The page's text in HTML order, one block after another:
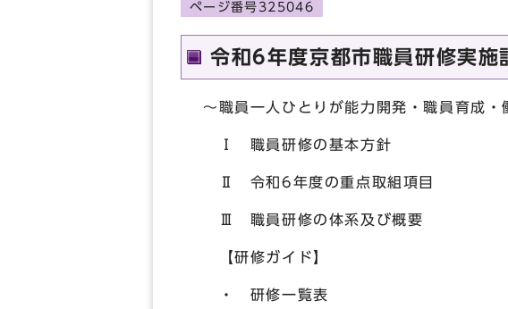
ページ番号325046
令和6年度京都市職員研修実施
～職員一人ひとりが能力開発・職員育成
Ⅰ 職員研修の基本方針
Ⅱ 令和6年度の重点取組項目
Ⅲ 職員研修の体系及び概要
【研修ガイド】
・ 研修一覧表